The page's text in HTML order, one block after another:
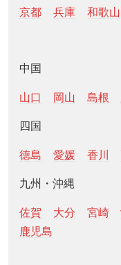
京都 兵庫 和歌山
中国
山口 岡山 島根
四国
徳島 愛媛 香川
九州・沖縄
佐賀 大分 宮崎
鹿児島